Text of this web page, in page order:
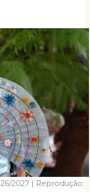
2027 | Reprodução: